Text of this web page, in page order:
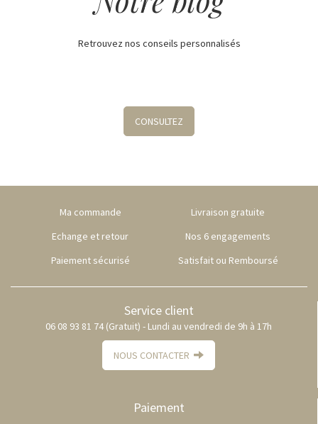
Notre blog
Retrouvez nos conseils personnalisés
Livraison gratuite
Echange et retour
Nos 6 engagements
Paiement sécurisé
Satisfait ou Remboursé
Service client